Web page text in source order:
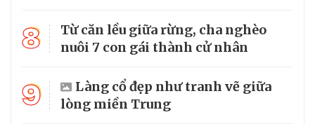
8
Từ căn lều giữa rừng, cha nghèo
nuôi 7 con gái thành cử nhân
9
Làng cổ đẹp như tranh vẽ giữa
lòng miền Trung